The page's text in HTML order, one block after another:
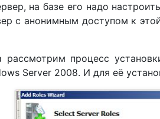
на базе его надо
с анонимным доступом к
рассмотрим процесс
Server 2008. И для её